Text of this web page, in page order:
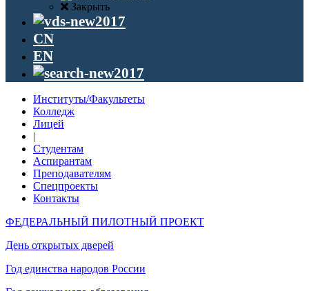
Закрыть
CN
EN
Институты/Факультеты
Колледж
Лицей
|
Студентам
Аспирантам
Преподавателям
Спецпроекты
Контакты
ФЕДЕРАЛЬНЫЙ ПИЛОТНЫЙ ПРОЕКТ
День открытых дверей
Год единства народов России